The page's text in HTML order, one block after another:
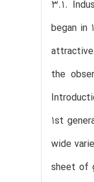
3.1.
began in
the
1st
wide
sheet of